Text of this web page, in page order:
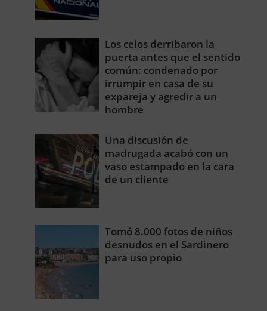
Los celos derribaron la
puerta antes que el sentido
común: condenado por
irrumpir en casa de su
expareja y agredir a un
hombre
Una discusión de
madrugada acabó con un
vaso estampado en la cara
de un cliente
Tomó 8.000 fotos de niños
desnudos en el Sardinero
para uso propio